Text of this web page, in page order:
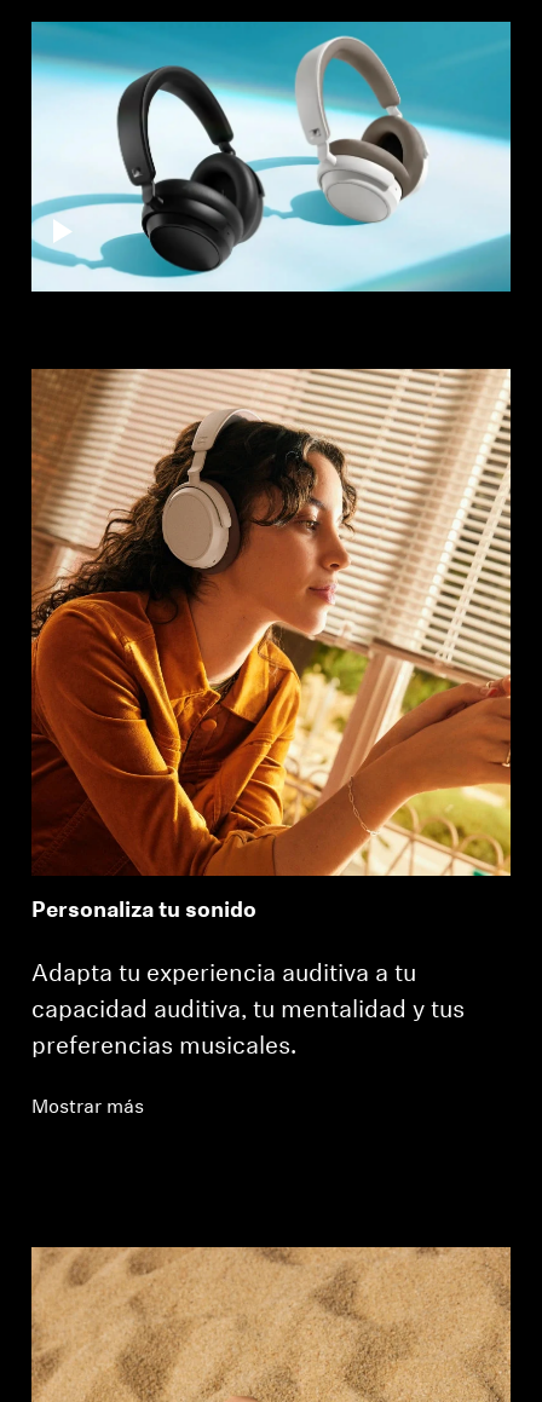
Personaliza tu sonido
Adapta tu experiencia auditiva a tu
capacidad auditiva, tu mentalidad y tus
preferencias musicales.
Mostrar más